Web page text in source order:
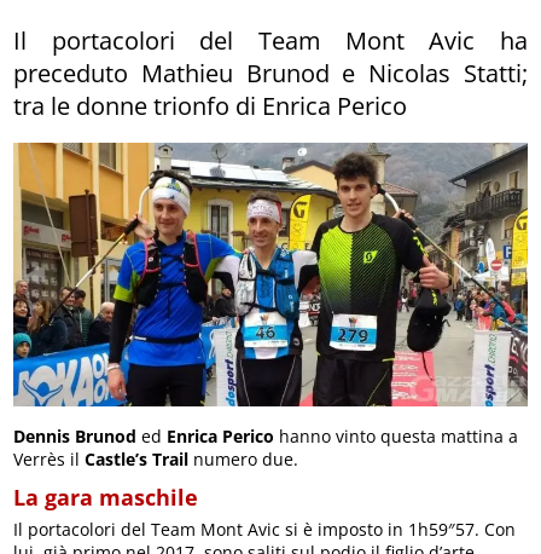
Il portacolori del Team Mont Avic ha
preceduto Mathieu Brunod e Nicolas Statti;
tra le donne trionfo di Enrica Perico
Dennis Brunod ed Enrica Perico hanno vinto questa mattina a
Verrès ilCastle’s Trail numero due.
La gara maschile
Il portacolori del Team Mont Avic si è imposto in 1h59″57. Con